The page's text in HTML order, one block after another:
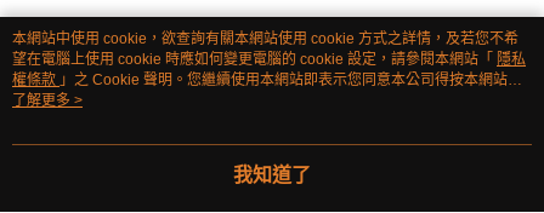
熱門標籤
本網站中使用 cookie，欲查詢有關本網站使用 cookie 方式之詳情，及若您不希
望在電腦上使用 cookie 時應如何變更電腦的 cookie 設定，請參閱本網站「 隱私
權條款 」之 Cookie 聲明。您繼續使用本網站即表示您同意本公司得按本網站使
用條款之 Cookie 聲明使用 cookie。
了解更多 >
我知道了